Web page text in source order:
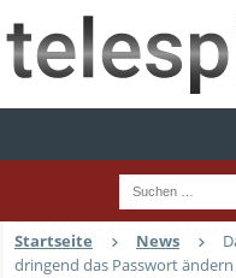
Startseite News
dringend das Passwort ändern